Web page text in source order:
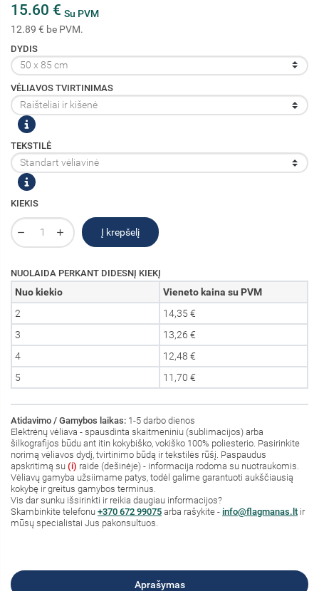
15.60 € Su PVM
12.89 € be PVM.
DYDIS
VĖLIAVOS TVIRTINIMAS
TEKSTILĖ
KIEKIS
Į krepšelį
NUOLAIDA PERKANT DIDESNĮ KIEKĮ
Nuo kiekio
Vieneto kaina su PVM
2
14,35 €
3
13,26 €
4
12,48 €
5
11,70 €
Atidavimo / Gamybos laikas: 1-5 darbo dienos
Elektrėnų vėliava - spausdinta skaitmeniniu (sublimacijos) arba
šilkografijos būdu ant itin kokybiško, vokiško 100% poliesterio. Pasirinkite
norimą vėliavos dydį, tvirtinimo būdą ir tekstilės rūšį. Paspaudus
apskritimą su (i) raide (dešinėje) - informacija rodoma su nuotraukomis.
Vėliavų gamyba užsiimame patys, todėl galime garantuoti aukščiausią
kokybę ir greitus gamybos terminus.
Vis dar sunku išsirinkti ir reikia daugiau informacijos?
Skambinkite telefonu +370 672 99075 arba rašykite - info@flagmanas.lt ir
mūsų specialistai Jus pakonsultuos.
Aprašymas